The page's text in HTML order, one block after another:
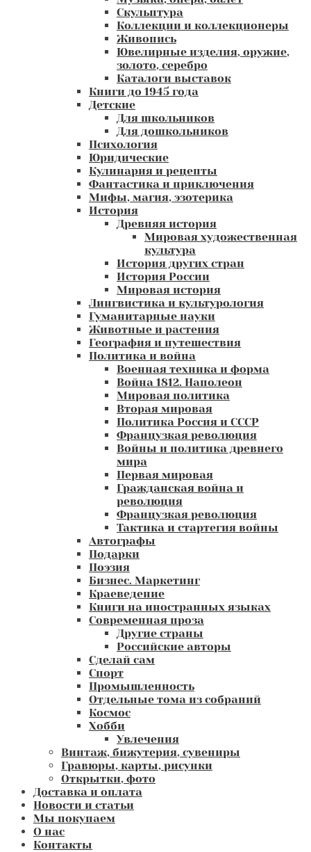
Скульптура
Коллекции и коллекционеры
Живопись
Ювелирные изделия, оружие,
золото, серебро
Каталоги выставок
Книги до 1945 года
Детские
Для школьников
Для дошкольников
Психология
Юридические
Кулинария и рецепты
Фантастика и приключения
Мифы, магия, эзотерика
История
Древняя история
Мировая художественная
культура
История других стран
История России
Мировая история
Лингвистика и культурология
Гуманитарные науки
Животные и растения
География и путешествия
Политика и война
Военная техника и форма
Война 1812. Наполеон
Мировая политика
Вторая мировая
Политика Россия и СССР
Французкая революция
Войны и политика древнего
мира
Первая мировая
Гражданская война и
революция
Французкая революция
Тактика и стартегия войны
Автографы
Подарки
Поэзия
Бизнес. Маркетинг
Краеведение
Книги на иностранных языках
Современная проза
Другие страны
Российские авторы
Сделай сам
Спорт
Промышленность
Отдельные тома из собраний
Космос
Хобби
Увлечения
Винтаж, бижутерия, сувениры
Гравюры, карты, рисунки
Открытки, фото
Доставка и оплата
Новости и статьи
Мы покупаем
О нас
Контакты